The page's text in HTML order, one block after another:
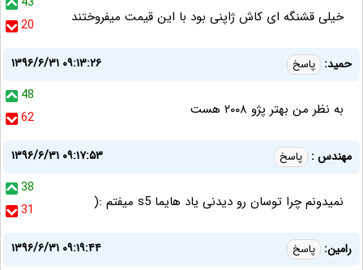
20
خیلی قشنگه ای کاش ژاپنی بود با این قیمت میفروختند
حمید: پاسخ
۱۳۹۶/۶/۳۱ ۰۹:۱۳:۲۶
48
62
به نظر من بهتر پژو ۲۰۰۸ هست
مهندس : پاسخ
۱۳۹۶/۶/۳۱ ۰۹:۱۷:۵۳
38
31
نمیدونم چرا توسان رو دیدنی یاد هایما s5 میفتم :(
رامین: پاسخ
۱۳۹۶/۶/۳۱ ۰۹:۱۹:۴۴